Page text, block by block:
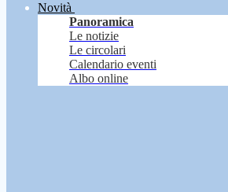
Novità
Panoramica
Le notizie
Le circolari
Calendario eventi
Albo online